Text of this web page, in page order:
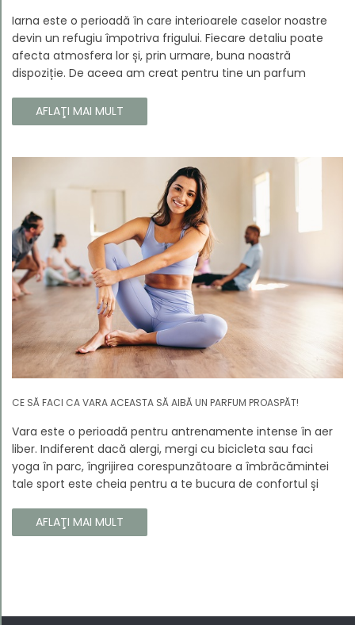
Iarna este o perioadă în care interioarele caselor noastre
devin un refugiu împotriva frigului. Fiecare detaliu poate
afecta atmosfera lor și, prin urmare, buna noastră
dispoziție. De aceea am creat pentru tine un parfum
fiecare colț al casei tale cu căldura și magia aromelor de
iarnă. Noua noastră compoziție combină notele picante și
interiorul casei tale. Te va face să vrei ca momentele
trecătoare ale iernii să dureze mai mult timp.
AFLAŢI MAI MULT
CE SĂ FACI CA VARA ACEASTA SĂ AIBĂ UN PARFUM PROASPĂT!
Vara este o perioadă pentru antrenamente intense în aer
liber. Indiferent dacă alergi, mergi cu bicicleta sau faci
yoga în parc, îngrijirea corespunzătoare a îmbrăcămintei
tale sport este cheia pentru a te bucura de confortul și
cum să vă îngrijiți corect îmbrăcămintea sport, astfel încât
să își păstreze proprietățile chiar și în timpul celor mai
AFLAŢI MAI MULT